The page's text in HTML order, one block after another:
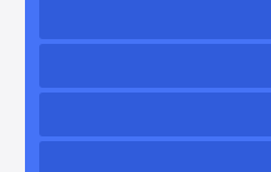
فصل ۱۷